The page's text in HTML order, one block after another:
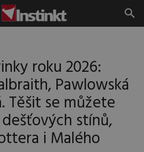
roku 2026:
Pawlowská
Těšit se můžete
stínů,
i Malého